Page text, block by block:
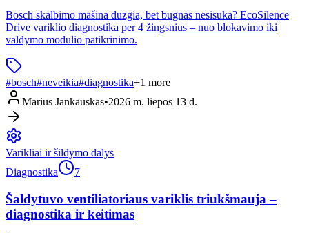
Bosch skalbimo mašina dūzgia, bet būgnas nesisuka? EcoSilence
Drive variklio diagnostika per 4 žingsnius – nuo blokavimo iki
valdymo modulio patikrinimo.
#bosch#neveikia#diagnostika+1 more
Marius Jankauskas•2026 m. liepos 13 d.
Varikliai ir šildymo dalys
Diagnostika
7
Šaldytuvo ventiliatoriaus variklis triukšmauja –
diagnostika ir keitimas